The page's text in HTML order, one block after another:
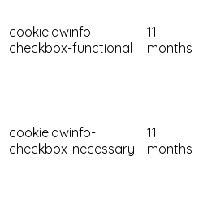
cookielawinfo-
checkbox-functional
11
months
cookielawinfo-
checkbox-necessary
11
months